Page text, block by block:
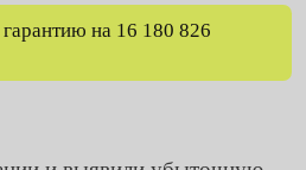
на 16 180 826